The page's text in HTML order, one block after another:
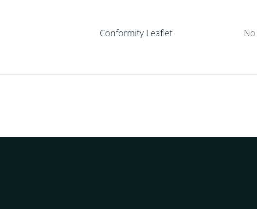
Conformity Leaflet